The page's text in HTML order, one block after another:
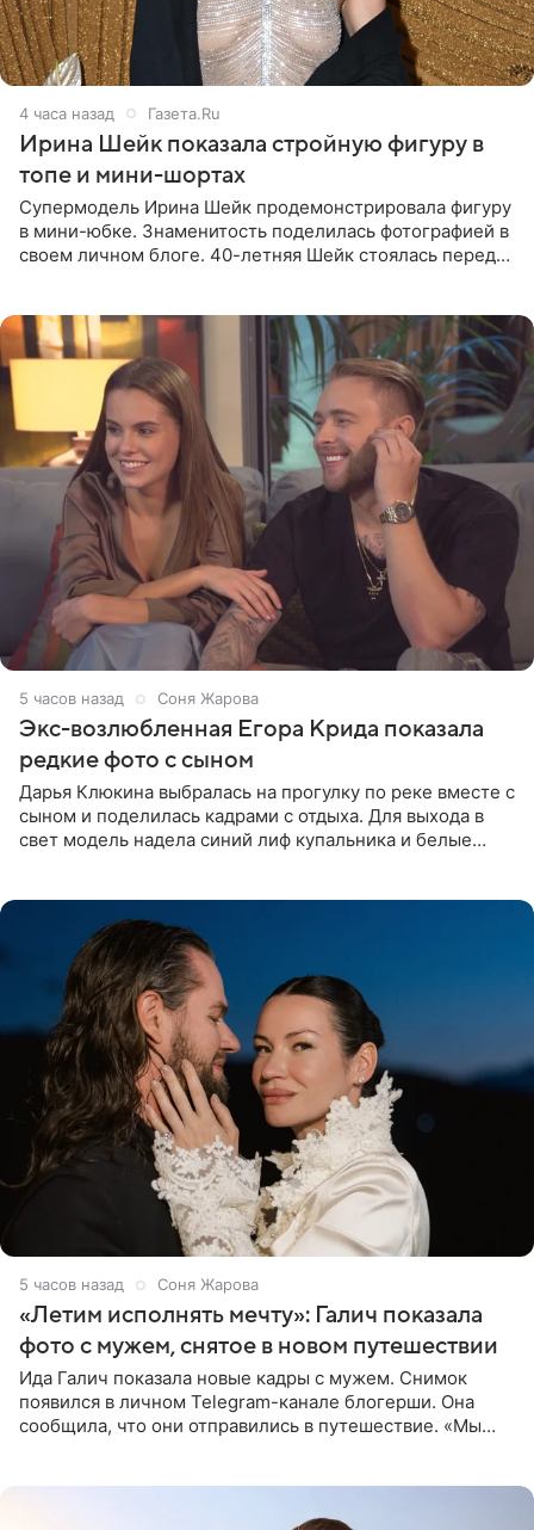
4 часа назад Газета.Ru
Ирина Шейк показала стройную фигуру в
топе и мини-шортах
Супермодель Ирина Шейк продемонстрировала фигуру
в мини-юбке. Знаменитость поделилась фотографией в
своем личном блоге. 40-летняя Шейк стоялась перед
5 часов назад Соня Жарова
Экс-возлюбленная Егора Крида показала
редкие фото с сыном
Дарья Клюкина выбралась на прогулку по реке вместе с
сыном и поделилась кадрами с отдыха. Для выхода в
свет модель надела синий лиф купальника и белые
5 часов назад Соня Жарова
«Летим исполнять мечту»: Галич показала
фото с мужем, снятое в новом путешествии
Ида Галич показала новые кадры с мужем. Снимок
появился в личном Telegram-канале блогерши. Она
сообщила, что они отправились в путешествие. «Мы